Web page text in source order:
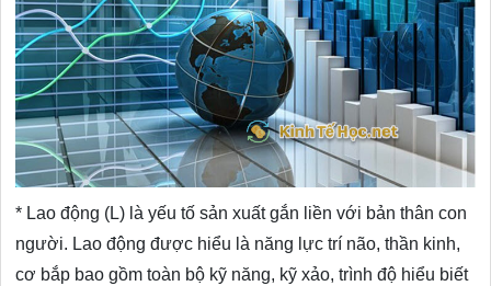
* Lao động (L) là yếu tố sản xuất gắn liền với bản thân con
người. Lao động được hiểu là năng lực trí não, thần kinh,
cơ bắp bao gồm toàn bộ kỹ năng, kỹ xảo, trình độ hiểu biết